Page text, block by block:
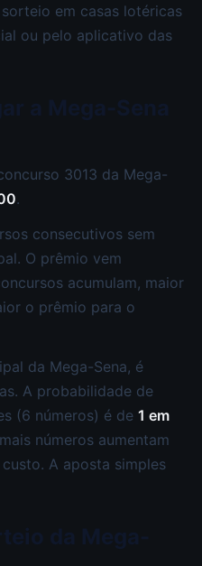
em casas lotéricas
ou pelo aplicativo das
3013 da Mega-
.
consecutivos sem
O prêmio vem
acumulam, maior
o prêmio para o
da Mega-Sena, é
A probabilidade de
(6 números) é de 1 em
números aumentam
A aposta simples